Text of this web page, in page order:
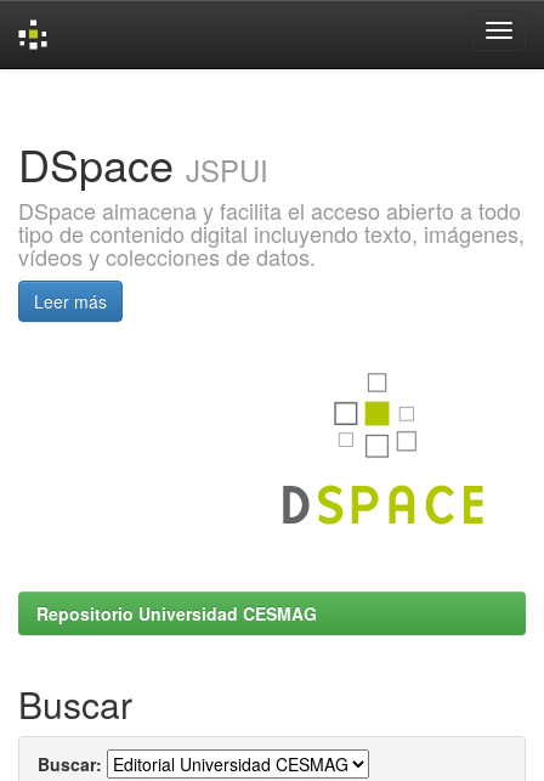
DSpace JSPUI
DSpace almacena y facilita el acceso abierto a todo
tipo de contenido digital incluyendo texto, imágenes,
vídeos y colecciones de datos.
Leer más
Repositorio Universidad CESMAG
Buscar
Buscar: